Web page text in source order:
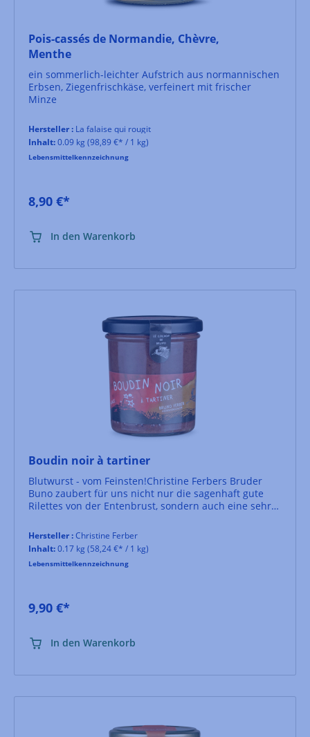
Pois-cassés de Normandie, Chèvre,
Menthe
ein sommerlich-leichter Aufstrich aus normannischen
Erbsen, Ziegenfrischkäse, verfeinert mit frischer
Minze
Hersteller : La falaise qui rougit
Inhalt:0.09 kg (98,89 €* / 1 kg)
Lebensmittelkennzeichnung
8,90 €*
In den Warenkorb
Boudin noir à tartiner
Blutwurst - vom Feinsten!Christine Ferbers Bruder
Buno zaubert für uns nicht nur die sagenhaft gute
Rilettes von der Entenbrust, sondern auch eine sehr
Hersteller :Christine Ferber
Inhalt:0.17 kg (58,24 €* / 1 kg)
Lebensmittelkennzeichnung
9,90 €*
In den Warenkorb